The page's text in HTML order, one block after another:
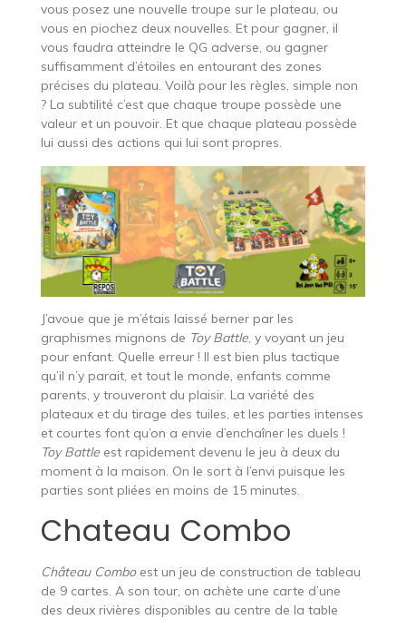
vous posez une nouvelle troupe sur le plateau, ou
vous en piochez deux nouvelles. Et pour gagner, il
vous faudra atteindre le QG adverse, ou gagner
suffisamment d’étoiles en entourant des zones
précises du plateau. Voilà pour les règles, simple non
? La subtilité c’est que chaque troupe possède une
valeur et un pouvoir. Et que chaque plateau possède
lui aussi des actions qui lui sont propres.
J’avoue que je m’étais laissé berner par les
graphismes mignons de Toy Battle, y voyant un jeu
pour enfant. Quelle erreur ! Il est bien plus tactique
qu’il n’y parait, et tout le monde, enfants comme
parents, y trouveront du plaisir. La variété des
plateaux et du tirage des tuiles, et les parties intenses
et courtes font qu’on a envie d’enchaîner les duels !
Toy Battleest rapidement devenu le jeu à deux du
moment à la maison. On le sort à l’envi puisque les
parties sont pliées en moins de 15 minutes.
Chateau Combo
Château Comboest un jeu de construction de tableau
de 9 cartes. A son tour, on achète une carte d’une
des deux rivières disponibles au centre de la table